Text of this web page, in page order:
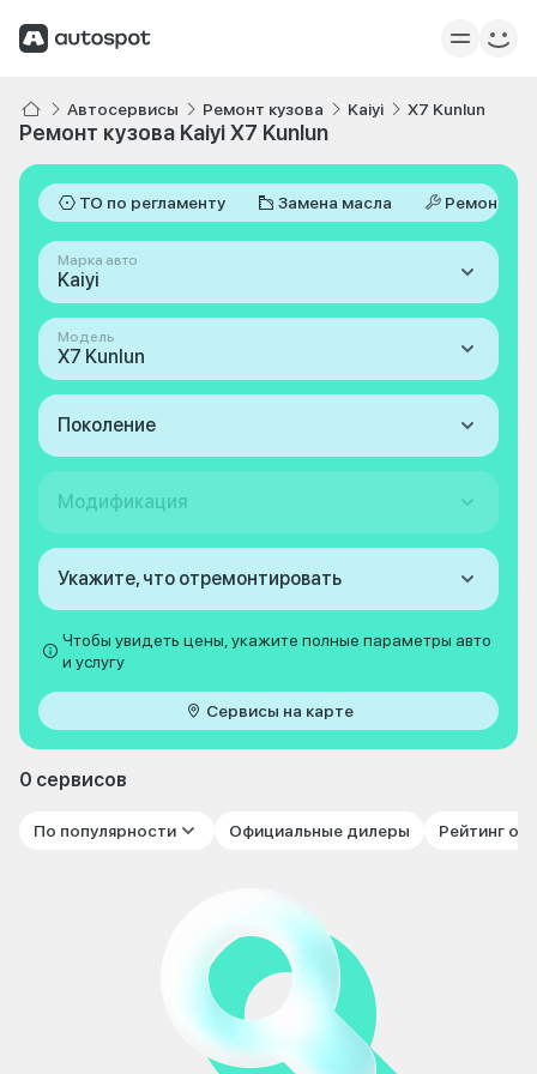
Автосервисы Ремонт кузова Kaiyi X7 Kunlun
Ремонт кузова Kaiyi X7 Kunlun
ТО по регламенту Замена масла Ремонт
Марка авто
Kaiyi
Модель
X7 Kunlun
Поколение
Модификация
Укажите, что отремонтировать
Чтобы увидеть цены, укажите полные параметры авто
и услугу
Сервисы на карте
0 сервисов
По популярности Официальные дилеры Рейтинг